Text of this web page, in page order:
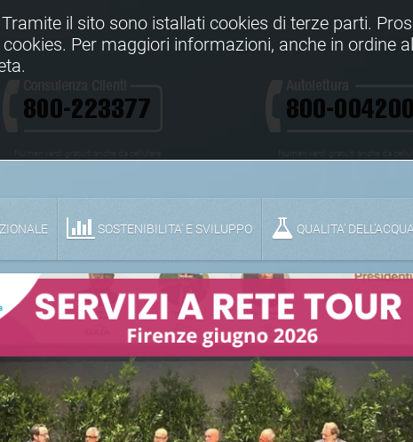
SOSTENIBILITA' E SVILUPPO QUALITA’
il sito sono istallati cookies di terze parti.
Per maggiori informazioni, anche in ordine